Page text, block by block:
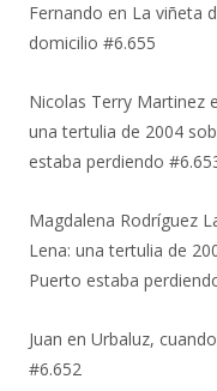
Fernando en La viñeta
domicilio #6.655
Nicolas Terry Martinez
una tertulia de 2004
estaba perdiendo
Magdalena Rodríguez
Lena: una tertulia de
Puerto estaba
Juan en Urbaluz,
#6.652